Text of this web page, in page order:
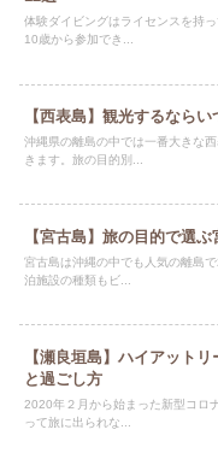
体験ダイビングはライセンスを持
10歳から参加でき...
【西表島】観光するなら
沖縄県の離島の中では一番大きな
きます。旅の目的別...
【宮古島】旅の目的で選
宮古島は沖縄の中でも人気の離島
泊施設の種類もビ...
【瀬良垣島】ハイアット
と過ごし方
2020年２月から始まった新型コロ
って旅に出られな...